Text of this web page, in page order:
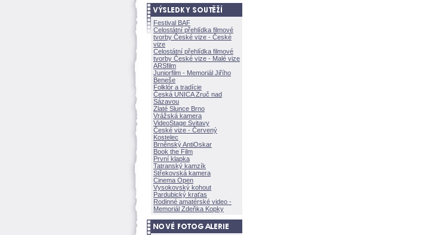
Festival BAF
Celostátní přehlídka filmové
tvorby České vize - České
vize
Celostátní přehlídka filmové
tvorby České vize - Malé vize
ARSfilm
Juniorfilm - Memoriál Jiřího
Beneše
Folklór a tradície
Česká UNICA Zruč nad
Sázavou
Zlaté Slunce Brno
Vrážská kamera
VideoStage Svitavy
České vize - Červený
Kostelec
Brněnský AntiOskar
Book the Film
První klapka
Tatranský kamzík
Střekovská kamera
Cinema Open
Vysokovský kohout
Pardubický kraťas
Rodinné amatérské video -
Memoriál Zdeňka Kopky